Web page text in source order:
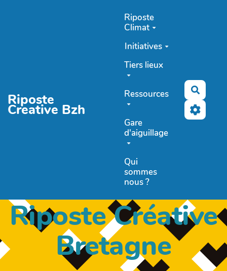
Riposte
Creative Bzh
Riposte
Climat
Initiatives
Tiers lieux
Ressources
Gare
d'aiguillage
Qui
sommes
nous ?
Riposte Créative
Bretagne